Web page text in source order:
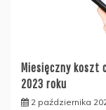
Miesięczny koszt
2023 roku
2 października